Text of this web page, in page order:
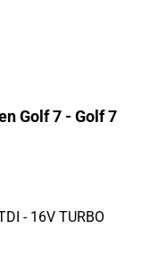
Golf 7 - Golf 7
- 16V TURBO